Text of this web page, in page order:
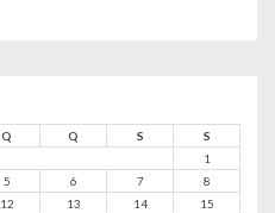
Q Q S
S
1
5 6 7
8
12 13 14
15